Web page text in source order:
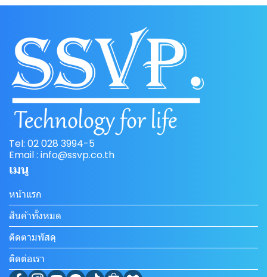
Tel: 02 028 3994-5
Email : info@ssvp.co.th
เมนู
หน้าแรก
สินค้าทั้งหมด
ติดตามพัสดุ
ติดต่อเรา